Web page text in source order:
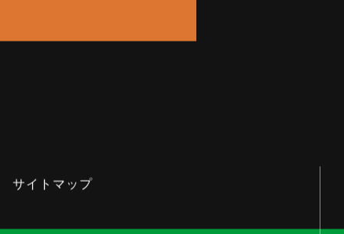
サイトマップ